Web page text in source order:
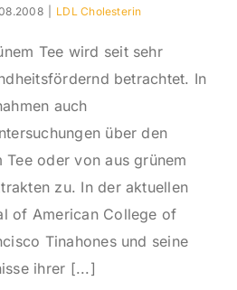
LDL Cholesterin
Tee wird seit sehr
betrachtet. In
auch
über den
Tee oder von aus grünem
zu. In der aktuellen
of American College of
Tinahones und seine
ihrer [...]